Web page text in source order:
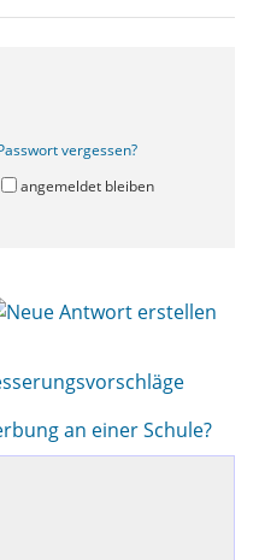
vergessen?
angemeldet bleiben
an einer Schule?